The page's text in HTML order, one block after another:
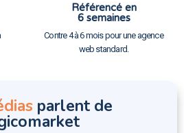
Référencé en
6 semaines
Contre 4 à 6 mois pour une agence
web standard.
parlent de